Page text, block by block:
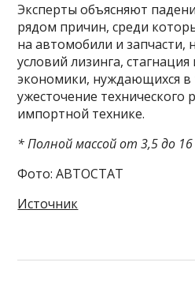
Эксперты объясняют
рядом причин, среди
на автомобили и запчасти,
условий лизинга,
экономики, нуждающихся в
ужесточение технического
импортной технике.
* Полной массой от 3,5 до
Фото: АВТОСТАТ
Источник